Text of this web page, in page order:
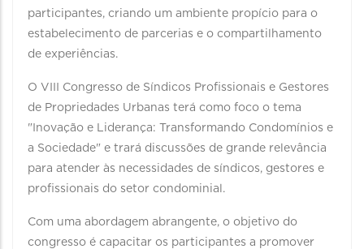
participantes, criando um ambiente propício para o
estabelecimento de parcerias e o compartilhamento
de experiências.
O VIII Congresso de Síndicos Profissionais e Gestores
de Propriedades Urbanas terá como foco o tema
"Inovação e Liderança: Transformando Condomínios e
a Sociedade" e trará discussões de grande relevância
para atender às necessidades de síndicos, gestores e
profissionais do setor condominial.
Com uma abordagem abrangente, o objetivo do
congresso é capacitar os participantes a promover